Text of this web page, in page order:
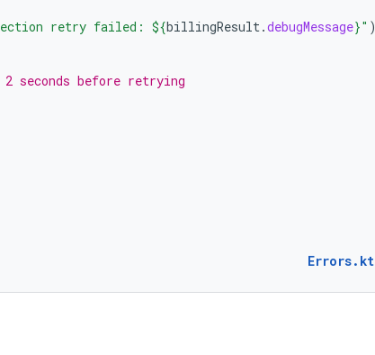
retry failed: ${billingResult.debugMessage}" )
seconds before retrying
Errors.kt